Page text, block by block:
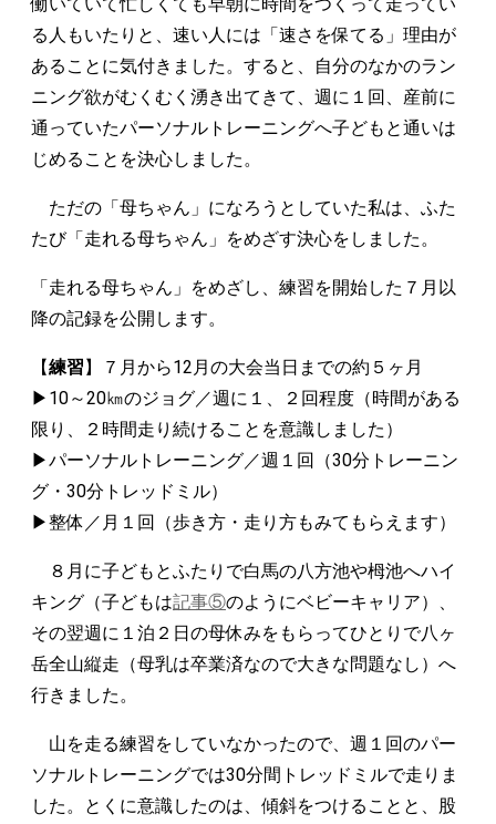
る人もいたりと、速い人には「速さを保てる」理由が
あることに気付きました。すると、自分のなかのラン
ニング欲がむくむく湧き出てきて、週に１回、産前に
通っていたパーソナルトレーニングへ子どもと通いは
じめることを決心しました。
ただの「母ちゃん」になろうとしていた私は、ふた
たび「走れる母ちゃん」をめざす決心をしました。
「走れる母ちゃん」をめざし、練習を開始した７月以
降の記録を公開します。
【練習】７月から12月の大会当日までの約５ヶ月
▶︎10～20㎞のジョグ／週に１、２回程度（時間がある
限り、２時間走り続けることを意識しました）
▶︎パーソナルトレーニング／週１回（30分トレーニン
グ・30分トレッドミル）
▶︎整体／月１回（歩き方・走り方もみてもらえます）
８月に子どもとふたりで白馬の八方池や栂池へハイ
キング（子どもは記事⑤のようにベビーキャリア）、
その翌週に１泊２日の母休みをもらってひとりで八ヶ
岳全山縦走（母乳は卒業済なので大きな問題なし）へ
行きました。
山を走る練習をしていなかったので、週１回のパー
ソナルトレーニングでは30分間トレッドミルで走りま
した。とくに意識したのは、傾斜をつけることと、股